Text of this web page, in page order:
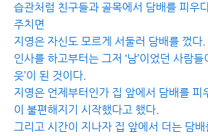
습관처럼 친구들과 골목에서 담배를 피우
주치면
지영은 자신도 모르게 서둘러 담배를 껐다.
인사를 하고부터는 그저 ‘남’이었던 사람들
웃’이 된 것이다.
지영은 언제부터인가 집 앞에서 담배를 피
이 불편해지기 시작했다고 했다.
그리고 시간이 지나자 집 앞에서 더는 담